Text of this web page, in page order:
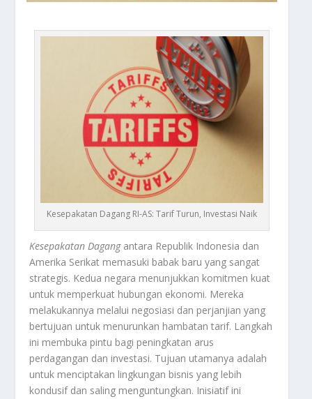
Kesepakatan Dagang RI-AS: Tarif Turun, Investasi Naik
Kesepakatan Dagangantara Republik Indonesia dan
Amerika Serikat memasuki babak baru yang sangat
strategis. Kedua negara menunjukkan komitmen kuat
untuk memperkuat hubungan ekonomi. Mereka
melakukannya melalui negosiasi dan perjanjian yang
bertujuan untuk menurunkan hambatan tarif. Langkah
ini membuka pintu bagi peningkatan arus
perdagangan dan investasi. Tujuan utamanya adalah
untuk menciptakan lingkungan bisnis yang lebih
kondusif dan saling menguntungkan. Inisiatif ini